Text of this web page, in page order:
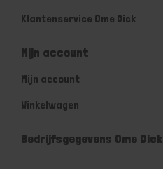
Klantenservice Ome Dick
Mijn account
Mijn account
Winkelwagen
Bedrijfsgegevens Ome Dick